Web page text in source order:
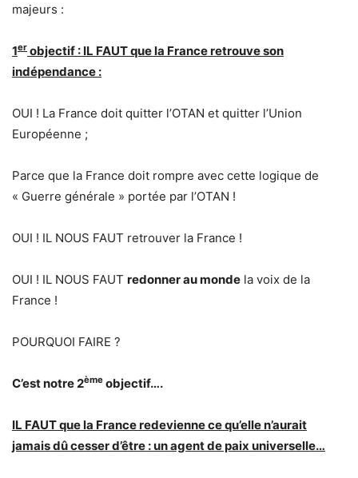
majeurs :
1er objectif : IL FAUT que la France retrouve son
indépendance :
OUI ! La France doit quitter l’OTAN et quitter l’Union
Européenne ;
Parce que la France doit rompre avec cette logique de
« Guerre générale » portée par l’OTAN !
OUI ! IL NOUS FAUT retrouver la France !
OUI ! IL NOUS FAUT redonner au monde la voix de la
France !
POURQUOI FAIRE ?
C’est notre 2ème objectif….
IL FAUT que la France redevienne ce qu’elle n’aurait
jamais dû cesser d’être : un agent de paix universelle…